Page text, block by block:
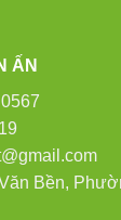
ẤN
Bền,